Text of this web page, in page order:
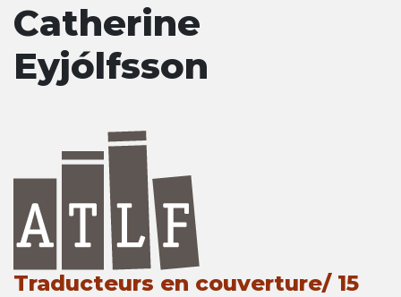
Catherine
Eyjólfsson
Traducteurs en couverture/ 15